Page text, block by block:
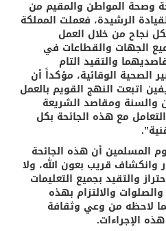
وصحة المواطن والمقيم من
الرشيدة، فعملت المملكة
نجاح من خلال العمل
الجهات والقطاعات في
والتقيد التام
الصحية الوقائية، مؤكداً أن
اتبعت النهج القويم بالعمل
والسنة ومقاصد الشريعة
مع هذه الجائحة بكل
المسلمين أن هذه الجائحة
وانكشاف قريب بعون الله، ولا
والتقيد بجميع التعليمات
والصلوات والالتزام بهذه
لاحظه من وعي وثقافة
الإجراءات.